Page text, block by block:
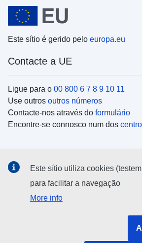
Este sítio é gerido pelo europa.eu
Contacte a UE
Ligue para o 00 800 6 7 8 9 10 11
Use outros outros números
Contacte-nos através do formulário
Encontre-se connosco num dos
Procure as contas da UE nasredes
Instituições e organismos da
Este sítio utiliza cookies
para facilitar a navegação
More info